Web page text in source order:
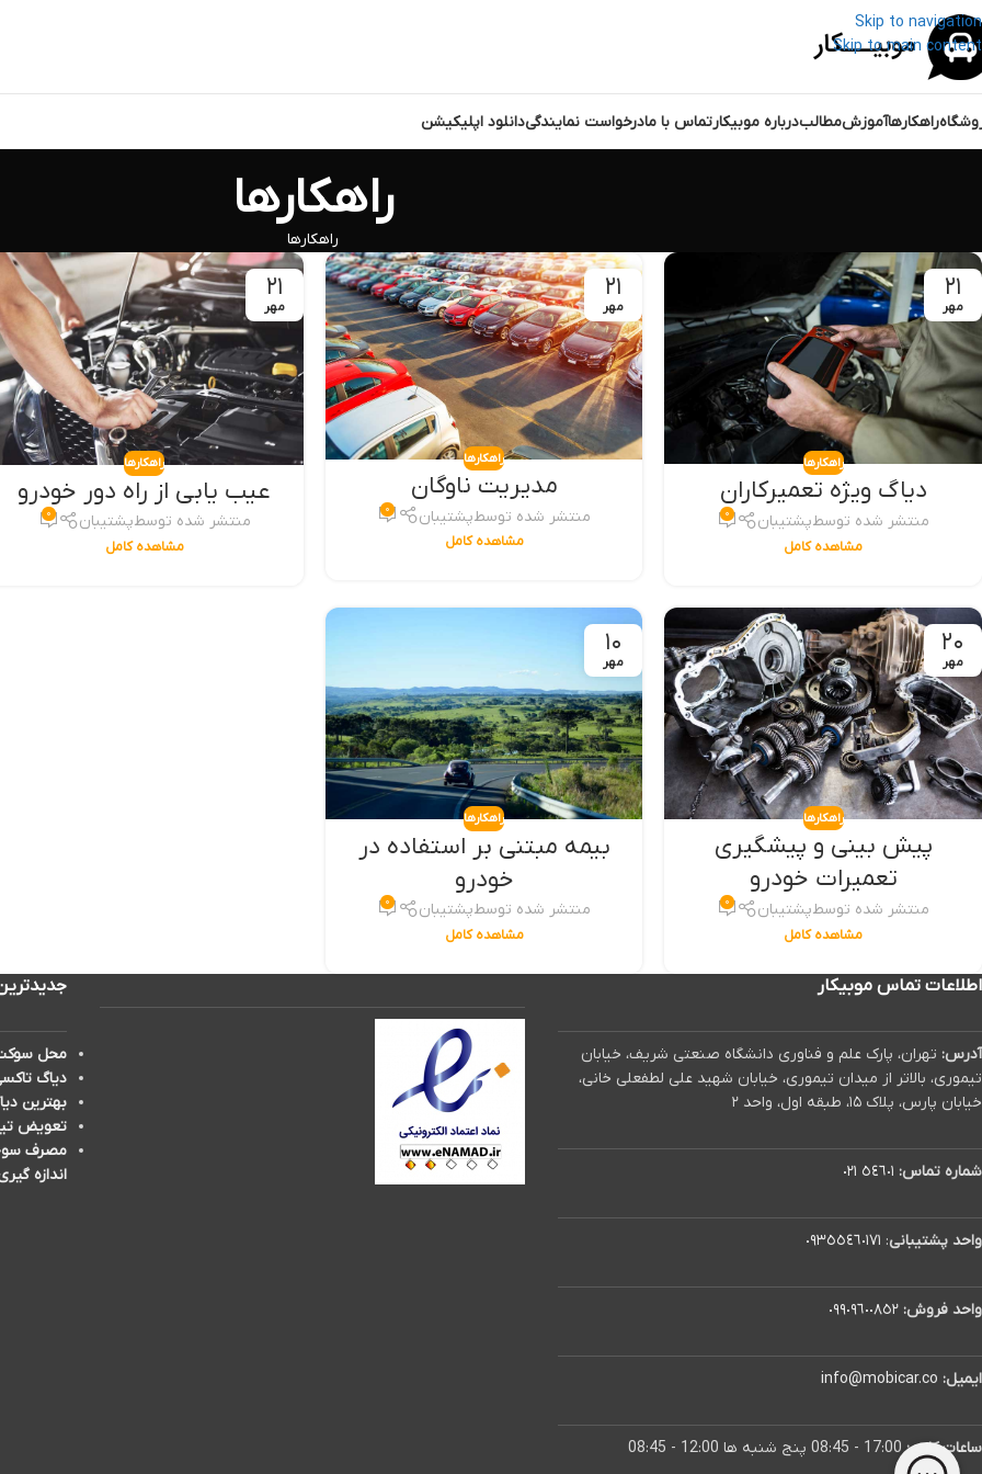
Skip to navigation
Skip to main content
راهکارهاآموزشمطالبدرباره موبیکارتماس با مادرخواست نمایندگیدانلود اپلیکیشن
راهکارها
راهکارها
۲۱
مهر
راهکارها
دیاگ ویژه تعمیرکاران
منتشر شده توسطپشتیبان ۰
مشاهده کامل
۲۱
مهر
راهکارها
مدیریت ناوگان
منتشر شده توسطپشتیبان ۰
مشاهده کامل
۲۱
مهر
راهکارها
عیب یابی از راه دور خودرو
منتشر شده توسطپشتیبان ۰
مشاهده کامل
۲۰
مهر
راهکارها
پیش بینی و پیشگیری
تعمیرات خودرو
منتشر شده توسطپشتیبان ۰
مشاهده کامل
۱۰
مهر
راهکارها
بیمه مبتنی بر استفاده در
خودرو
منتشر شده توسطپشتیبان ۰
مشاهده کامل
اطلاعات تماس موبیکار
آدرس: تهران، پارک علم و فناوری دانشگاه صنعتی شریف، خیابان
تیموری، بالاتر از میدان تیموری، خیابان شهید علی لطفعلی خانی،
خیابان پارس، پلاک ۱۵، طبقه اول، واحد ۲
شماره تماس: ٥٤٦٠١ ٠٢١
واحد پشتیبانی: ٠٩٣٥٥٤٦٠١٧١
واحد فروش: ٠٩٩٠٩٦٠٠٨٥٢
ایمیل: info@mobicar.co
ساعات کاری:17:00 - 08:45 پنج شنبه ها 12:00 - 08:45
محل
دیاگ
بهترین
تعویض تیغه برف
مصرف
اندازه